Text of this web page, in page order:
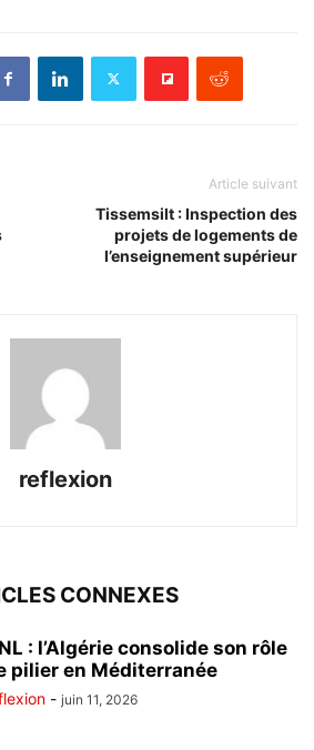
Article suivant
Tissemsilt : Inspection des
projets de logements de
l’enseignement supérieur
reflexion
CONNEXES
: l’Algérie consolide son rôle
pilier en Méditerranée
- juin 11, 2026